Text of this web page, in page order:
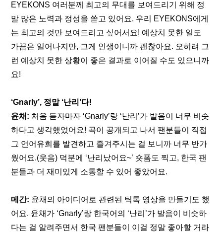
EYEKONS 여러분께 최고의 무대를 보여드리기 위해 정
말 많은 노력과 정성을 쏟고 있어요. 우리 EYEKONS에게
는 최고의 것만 보여드리고 싶어서요! 예상치 못한 일도
가끔은 일어나지만, 그게 인생이니까 괜찮아요. 오히려 그
런 예상치 못한 상황이 좋은 결과로 이어질 수도 있으니까
요!
‘Gnarly’, 정말 ‘난리’다!
윤채: 처음 듣자마자 ‘Gnarly’랑 ‘난리’가 발음이 너무 비슷
하다고 생각했었어요! 곡이 공개되고 나서 팬분들이 직접
그 언어유희를 발견하고 즐겨주시는 걸 보니까 너무 반가
웠어요.(웃음) 덕분에 ‘난리났어요~’ 숏폼도 찍고, 한국 팬
분들과 더 재미있게 소통할 수 있어 좋았어요.
메간: 윤채의 아이디어로 관련된 틱톡 영상을 만들기도 했
어요. 윤채가 ‘Gnarly’랑 한국어의 ‘난리’가 발음이 비슷하
다는 걸 알려주면서 한국 팬분들이 이걸 정말 좋아할 거라